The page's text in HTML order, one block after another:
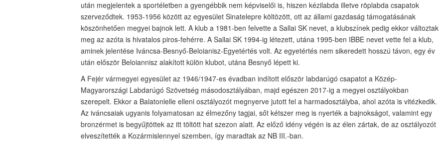
után megjelentek a sportéletben a gyengébbik nem képviselői is, hiszen kézilabda illetve röplabda csapatok
szerveződtek. 1953-1956 között az egyesület Sinatelepre költözött, ott az állami gazdaság támogatásának
köszönhetően megyei bajnok lett. A klub a 1981-ben felvette a Sallai SK nevet, a klubszínek pedig ekkor változtak
meg az azóta is hivatalos piros-fehérre. A Sallai SK 1994-ig létezett, utána 1995-ben IBBE nevet vette fel a klub,
aminek jelentése Iváncsa-Besnyő-Beloianisz-Egyetértés volt. Az egyetértés nem sikeredett hosszú távon, egy év
után először Beloiannisz alakított külön klubot, utána Besnyő lépett ki.
A Fejér vármegyei egyesület az 1946/1947-es évadban indított először labdarúgó csapatot a Közép-
Magyarországi Labdarúgó Szövetség másodosztályában, majd egészen 2017-ig a megyei osztályokban
szerepelt. Ekkor a Balatonlelle elleni osztályozót megnyerve jutott fel a harmadosztályba, ahol azóta is vitézkedik.
Az iváncsaiak ugyanis folyamatosan az élmezőny tagjai, sőt kétszer meg is nyerték a bajnokságot, valamint egy
bronzérmet is begyűjtöttek az itt töltött hat szezon alatt. Az előző idény végén is az élen zártak, de az osztályozót
elveszítették a Kozármislennyel szemben, így maradtak az NB III.-ban.